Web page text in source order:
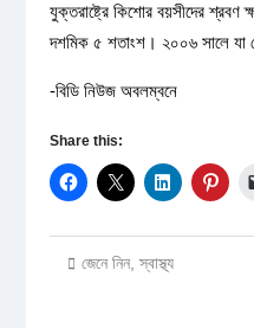
যুক্তরাষ্ট্রে কিশোর বয়সীদের শ্রবণ
দশমিক ৫ শতাংশ। ২০০৬ সালে যা
-বিডি নিউজ অবলম্বনে
Share this:
জেনে নিন,স্বাস্থ্য